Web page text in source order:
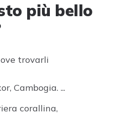
più bello
trovarli
Cambogia. ...
corallina,